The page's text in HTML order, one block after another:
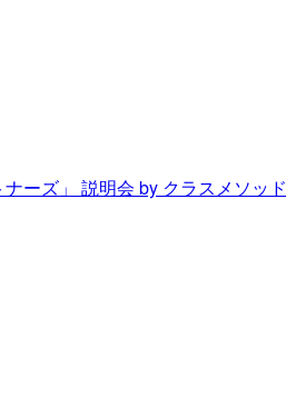
ーズ」 説明会 by クラスメソッド